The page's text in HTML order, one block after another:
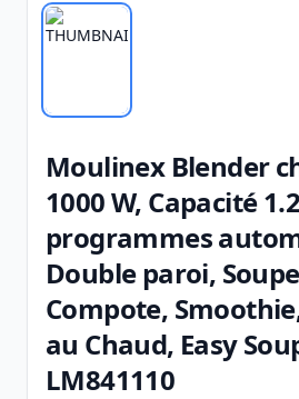
Moulinex Blender
1000 W, Capacité
programmes
Double paroi,
Compote,
au Chaud, Easy
LM841110